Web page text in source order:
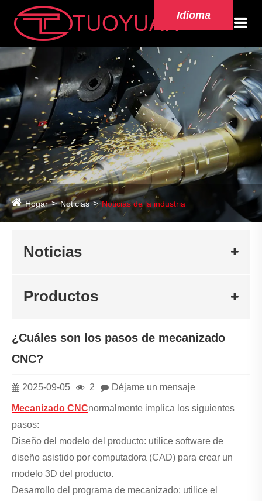
Idioma
Hogar Noticias Noticias de la industria
Noticias
Productos
¿Cuáles son los pasos de mecanizado
CNC?
2025-09-05 2 Déjame un mensaje
Mecanizado CNCnormalmente implica los siguientes
pasos:
Diseño del modelo del producto: utilice software de
diseño asistido por computadora (CAD) para crear un
modelo 3D del producto.
Desarrollo del programa de mecanizado: utilice el